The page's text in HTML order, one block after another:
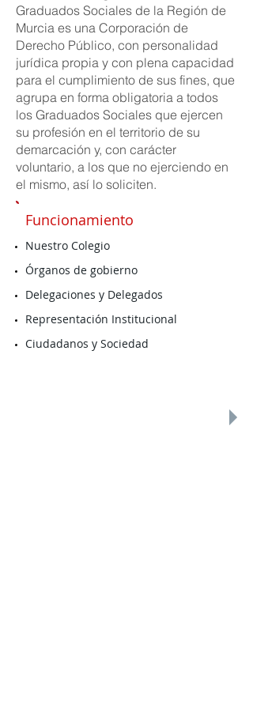
Graduados Sociales de la Región de
Murcia es una Corporación de
Derecho Público, con personalidad
jurídica propia y con plena capacidad
para el cumplimiento de sus fines, que
agrupa en forma obligatoria a todos
los Graduados Sociales que ejercen
su profesión en el territorio de su
demarcación y, con carácter
voluntario, a los que no ejerciendo en
el mismo, así lo soliciten.
Funcionamiento
Nuestro Colegio
Órganos de gobierno
Delegaciones y Delegados
Representación Institucional
Ciudadanos y Sociedad